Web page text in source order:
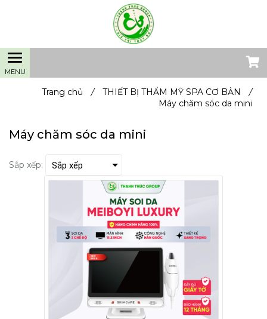
Máy chăm sóc da mini
Sắp xếp:
Trang chủ / THIẾT BỊ THẨM MỸ SPA CƠ BẢN
/
Máy chăm sóc da mini